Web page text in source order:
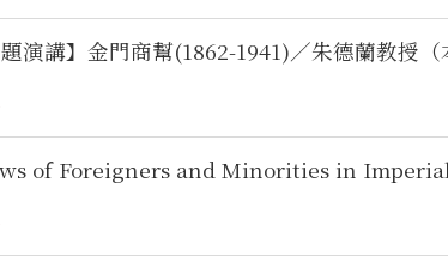
題演講】金門商幫(1862-1941)／朱德蘭教授
of Foreigners and Minorities in